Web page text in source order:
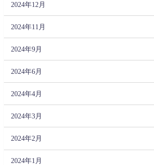
2024年12月
2024年11月
2024年9月
2024年6月
2024年4月
2024年3月
2024年2月
2024年1月